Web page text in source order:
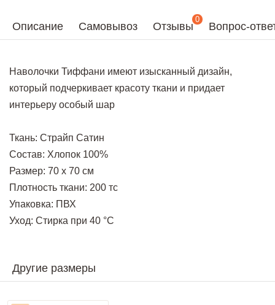
Описание Самовывоз Отзывы
0
Вопрос-
Наволочки Тиффани имеют изысканный дизайн,
который подчеркивает красоту ткани и придает
интерьеру особый шар
Ткань: Страйп Сатин
Состав: Хлопок 100%
Размер: 70 х 70 см
Плотность ткани: 200 тс
Упаковка: ПВХ
Уход: Стирка при 40 °С
Другие размеры